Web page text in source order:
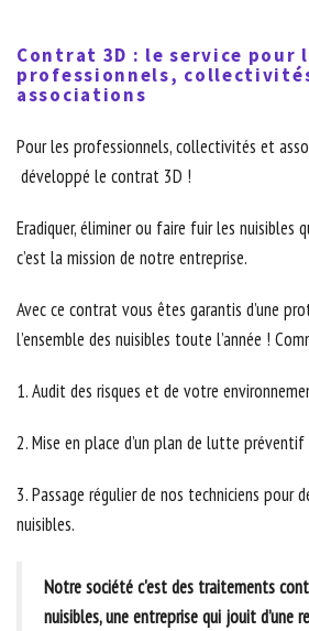
Contrat 3D : le service pour
professionnels,
associations
Pour les professionnels, collectivités et
développé le contrat 3D !
Eradiquer, éliminer ou faire fuir les nuisibles
c’est la mission de notre entreprise.
Avec ce contrat vous êtes garantis d’une
l’ensemble des nuisibles toute l’année !
1. Audit des risques et de votre
2. Mise en place d’un plan de lutte
3. Passage régulier de nos techniciens pour
nuisibles.
Notre société c'est des traitements
nuisibles, une entreprise qui jouit d’une